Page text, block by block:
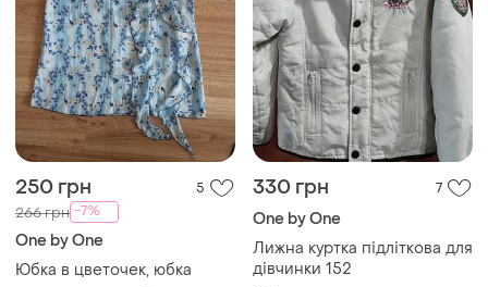
250 грн 5
266 грн -7%
One by One
Юбка в цветочек, юбка
330 грн 7
One by One
Лижна куртка підліткова для
дівчинки 152